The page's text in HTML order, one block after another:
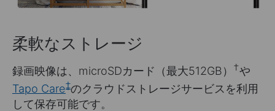
柔軟なストレージ
録画映像は、microSDカード（最大512GB） †や
Tapo Care‡のクラウドストレージサービスを利用
して保存可能です。